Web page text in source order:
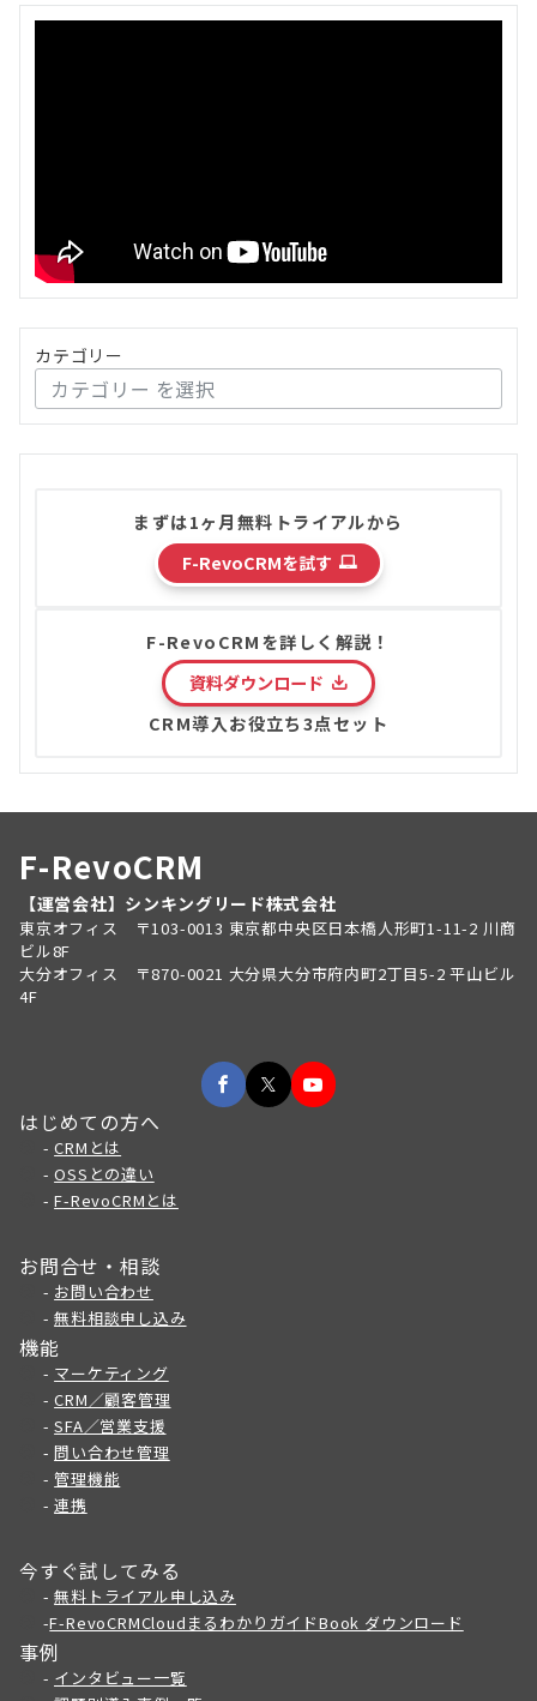
カテゴリー
まずは1ヶ月無料トライアルから
F-RevoCRMを試す
F-RevoCRMを詳しく解説！
資料ダウンロード
CRM導入お役立ち3点セット
F-RevoCRM
【運営会社】シンキングリード株式会社
東京オフィス 〒103-0013 東京都中央区日本橋人形町1-11-2 川商
ビル8F
大分オフィス 〒870-0021 大分県大分市府内町2丁目5-2 平山ビル
4F
はじめての方へ
-CRMとは
-OSSとの違い
-F-RevoCRMとは
お問合せ・相談
- お問い合わせ
-無料相談申し込み
機能
- マーケティング
-CRM／顧客管理
-SFA／営業支援
-問い合わせ管理
-管理機能
-連携
今すぐ試してみる
-無料トライアル申し込み
-F-RevoCRMCloudまるわかりガイドBook ダウンロード
事例
- インタビュー一覧